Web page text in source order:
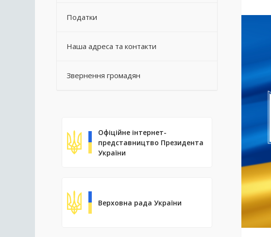
Податки
Наша адреса та контакти
Звернення громадян
Офіційне інтернет-
представництво Президента
України
Верховна рада України